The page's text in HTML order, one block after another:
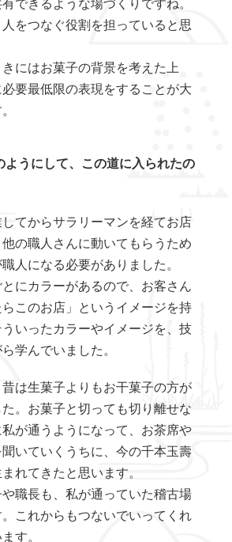
をつなぐ役割を担っていると思
にはお菓子の背景を考えた上
要最低限の表現をすることが大
ようにして、この道に入られたの
てからサラリーマンを経てお店
の職人さんに動いてもらうため
人になる必要がありました。
にカラーがあるので、お客さん
このお店」というイメージを持
いったカラーやイメージを、技
学んでいました。
は生菓子よりもお干菓子の方が
。お菓子と切っても切り離せな
が通うようになって、お茶席や
いていくうちに、今の千本玉壽
れてきたと思います。
職長も、私が通っていた稽古場
これからもつないでいってくれ
す。